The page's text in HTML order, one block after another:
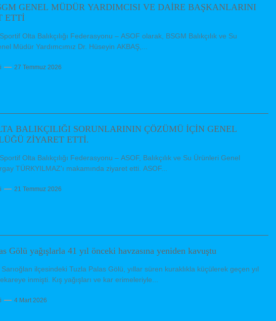
GENEL MÜDÜR YARDIMCISI VE DAİRE BAŞKANLARINI
ETTİ
Olta Balıkçılığı Federasyonu – ASOF olarak, BSGM Balıkçılık ve Su
Müdür Yardımcımız Dr. Hüseyin AKBAŞ,...
27 Temmuz 2026
BALIKÇILIĞI SORUNLARININ ÇÖZÜMÜ İÇİN GENEL
ZİYARET ETTİ.
Olta Balıkçılığı Federasyonu – ASOF, Balıkçılık ve Su Ürünleri Genel
TÜRKYILMAZ'ı makamında ziyaret etti. ASOF...
21 Temmuz 2026
Gölü yağışlarla 41 yıl önceki havzasına yeniden kavuştu
ilçesindeki Tuzla Palas Gölü, yıllar süren kuraklıkla küçülerek geçen yıl
inmişti. Kış yağışları ve kar erimeleriyle...
4 Mart 2026